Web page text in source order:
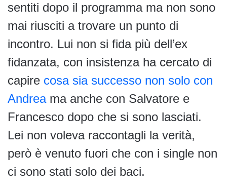
sentiti dopo il programma ma non sono
mai riusciti a trovare un punto di
incontro. Lui non si fida più dell’ex
fidanzata, con insistenza ha cercato di
capire cosa sia successo non solo con
Andreama anche con Salvatore e
Francesco dopo che si sono lasciati.
Lei non voleva raccontagli la verità,
però è venuto fuori che con i single non
ci sono stati solo dei baci.